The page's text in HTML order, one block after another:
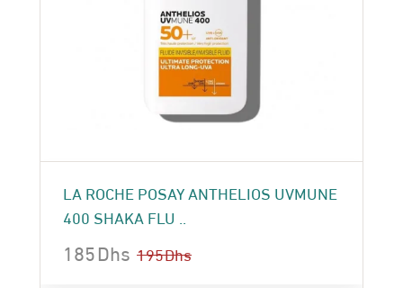
LA ROCHE POSAY ANTHELIOS UVMUNE
400 SHAKA FLU ..
195Dhs
185Dhs